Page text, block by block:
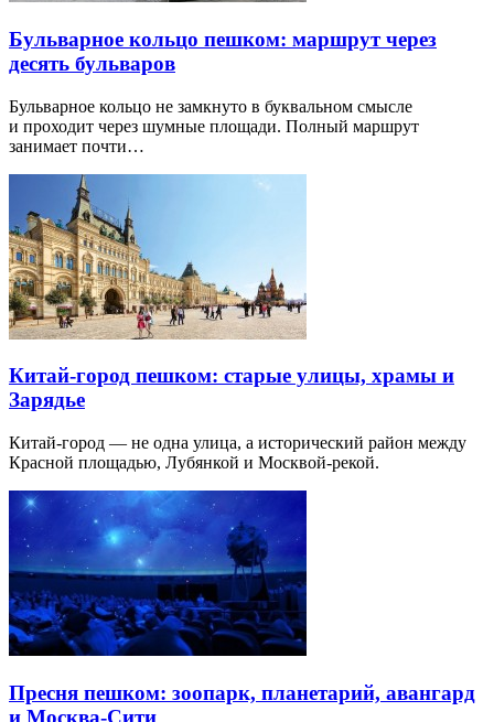
Бульварное кольцо пешком: маршрут через
десять бульваров
Бульварное кольцо не замкнуто в буквальном смысле
и проходит через шумные площади. Полный маршрут
занимает почти…
Китай-город пешком: старые улицы, храмы и
Зарядье
Китай-город — не одна улица, а исторический район между
Красной площадью, Лубянкой и Москвой-рекой.
Пресня пешком: зоопарк, планетарий, авангард
и Москва-Сити